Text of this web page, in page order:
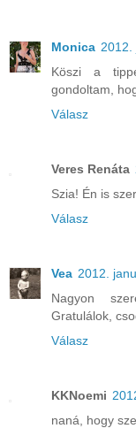
Monica 2012.
Köszi a
gondoltam,
Válasz
Veres Renáta
Szia! Én is
Válasz
Vea 2012.
Nagyon
Gratulálok,
Válasz
KKNoemi
naná, hogy